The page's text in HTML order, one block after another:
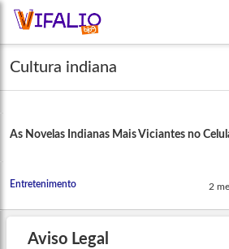
Cultura indiana
As Novelas Indianas Mais Viciantes no
Entretenimento 2
Aviso Legal